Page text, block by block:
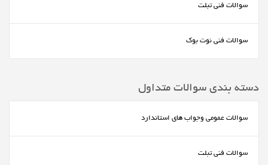
سوالات فنی تبلت
سوالات فنی نوت بوک
دسته بندی سوالات متداول
سوالات عمومی وجواب های استاندارد
سوالات فنی تبلت